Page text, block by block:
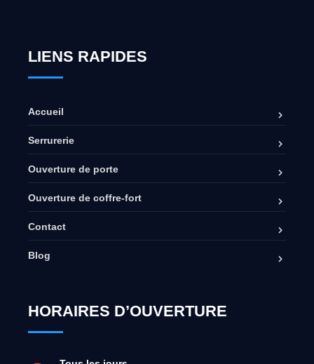
LIENS RAPIDES
Accueil
Serrurerie
Ouverture de porte
Ouverture de coffre-fort
Contact
Blog
HORAIRES D’OUVERTURE